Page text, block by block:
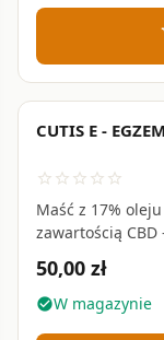
CUTIS E -
star_border star_border star_border star_border star_border
Maść z 17%
zawartością
odbudowę
ml
50,00 zł
check_circleW magazynie